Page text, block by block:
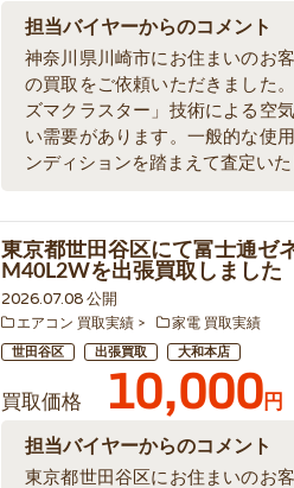
担当バイヤーからのコメント
神奈川県川崎市にお住まいのお
の買取をご依頼いただきました
ズマクラスター」技術による空
い需要があります。一般的な使
ンディションを踏まえて査定いた
東京都世田谷区にて富士通ゼ
M40L2Wを出張買取しました
2026.07.08 公開
エアコン 買取実績 家電 買取実績
世田谷区 出張買取 大和本店
買取価格 10,000円
担当バイヤーからのコメント
東京都世田谷区にお住まいのお